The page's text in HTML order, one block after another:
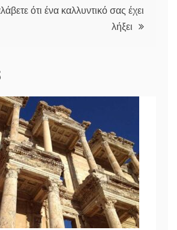
ότι ένα καλλυντικό σας έχει
λήξει